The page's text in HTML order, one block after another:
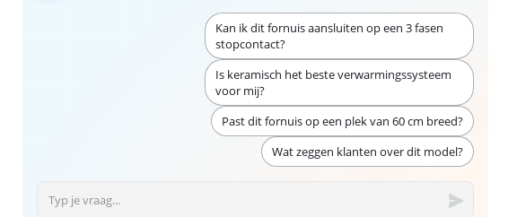
Kan ik dit fornuis aansluiten op een 3 fasen
stopcontact?
Is keramisch het beste verwarmingssysteem
voor mij?
Past dit fornuis op een plek van 60 cm breed?
Wat zeggen klanten over dit model?